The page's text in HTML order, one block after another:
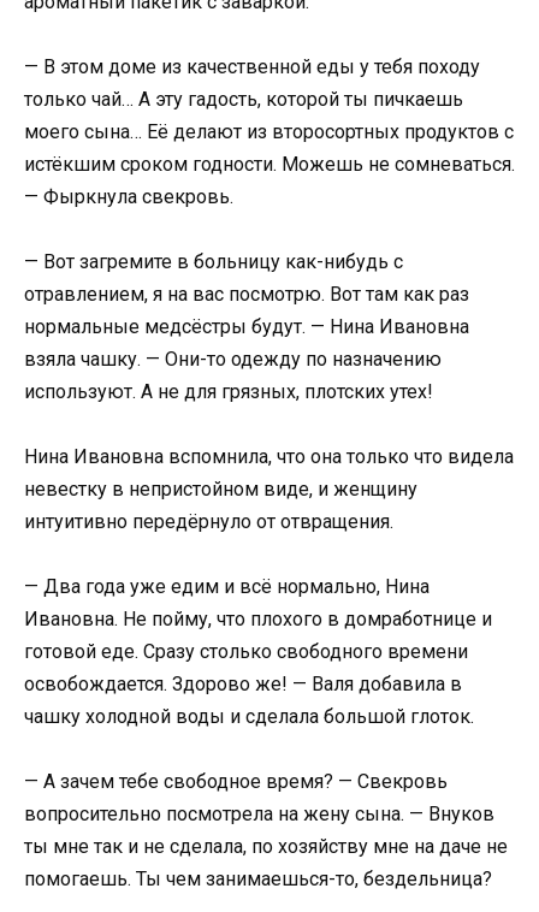
— В этом доме из качественной еды у тебя походу
только чай… А эту гадость, которой ты пичкаешь
моего сына… Её делают из второсортных продуктов с
истёкшим сроком годности. Можешь не сомневаться.
— Фыркнула свекровь.
— Вот загремите в больницу как-нибудь с
отравлением, я на вас посмотрю. Вот там как раз
нормальные медсёстры будут. — Нина Ивановна
взяла чашку. — Они-то одежду по назначению
используют. А не для грязных, плотских утех!
Нина Ивановна вспомнила, что она только что видела
невестку в непристойном виде, и женщину
интуитивно передёрнуло от отвращения.
— Два года уже едим и всё нормально, Нина
Ивановна. Не пойму, что плохого в домработнице и
готовой еде. Сразу столько свободного времени
освобождается. Здорово же! — Валя добавила в
чашку холодной воды и сделала большой глоток.
— А зачем тебе свободное время? — Свекровь
вопросительно посмотрела на жену сына. — Внуков
ты мне так и не сделала, по хозяйству мне на даче не
помогаешь. Ты чем занимаешься-то, бездельница?